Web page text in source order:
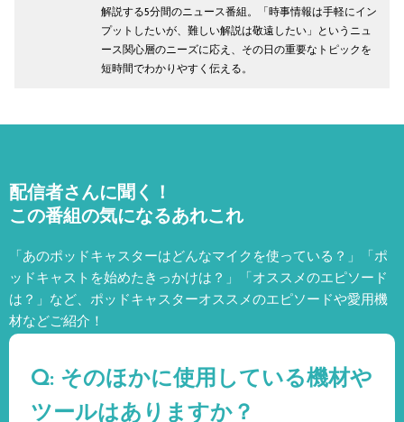
解説する5分間のニュース番組。「時事情報は手軽にイン
プットしたいが、難しい解説は敬遠したい」というニュ
ース関心層のニーズに応え、その日の重要なトピックを
短時間でわかりやすく伝える。
配信者さんに聞く！
この番組の気になるあれこれ
「あのポッドキャスターはどんなマイクを使っている？」「ポ
ッドキャストを始めたきっかけは？」「オススメのエピソード
は？」など、 ポッドキャスターオススメのエピソードや愛用機
材などご紹介！
Q: そのほかに使用している機材や
ツールはありますか？